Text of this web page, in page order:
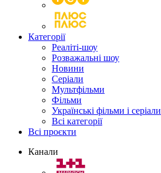
Категорії
Реаліті-шоу
Розважальні шоу
Новини
Серіали
Мультфільми
Фільми
Українські фільми і серіали
Всі категорії
Всі проєкти
Канали